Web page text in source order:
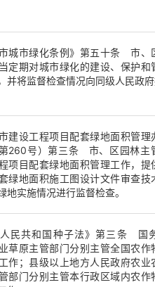
市城市绿化条例》第五十条 市、
定期对城市绿化的建设、保护和
并将监督检查情况向同级人民政府
市建设工程项目配套绿地面积管理
260号）第三条 市、区园林主
项目配套绿地面积管理工作，提
绿地面积施工图设计文件审查技
地实施情况进行监督检查。
人民共和国种子法》第三条 国
草原主管部门分别主管全国农作
作；县级以上地方人民政府农业
部门分别主管本行政区域内农作